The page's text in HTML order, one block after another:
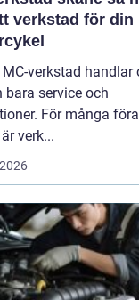
verkstad för din
MC-verkstad handlar
bara service och
För många
verk...